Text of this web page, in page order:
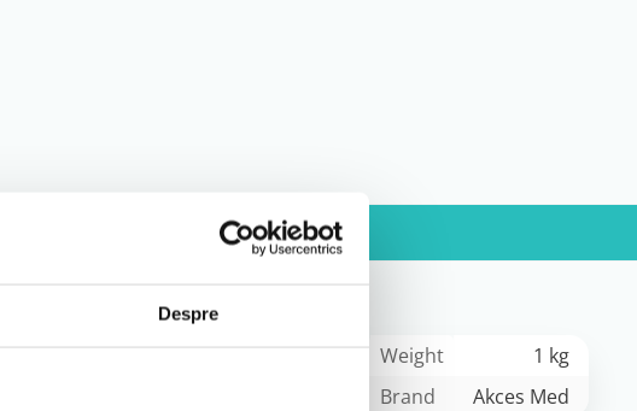
Despre
Weight
1 kg
Brand
Akces Med